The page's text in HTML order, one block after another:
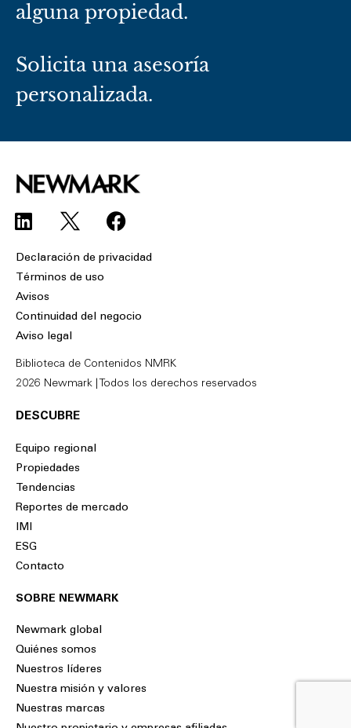
alguna propiedad.
Solicita una asesoría
personalizada.
L
i
n
k
e
d
F
a
o
Declaración de privacidad
Términos de uso
Avisos
Continuidad del negocio
Aviso legal
Biblioteca de Contenidos NMRK
2026 Newmark | Todos los derechos reservados
DESCUBRE
Equipo regional
Propiedades
Tendencias
Reportes de mercado
IMI
ESG
Contacto
SOBRE NEWMARK
Newmark global
Quiénes somos
Nuestros líderes
Nuestra misión y valores
Nuestras marcas